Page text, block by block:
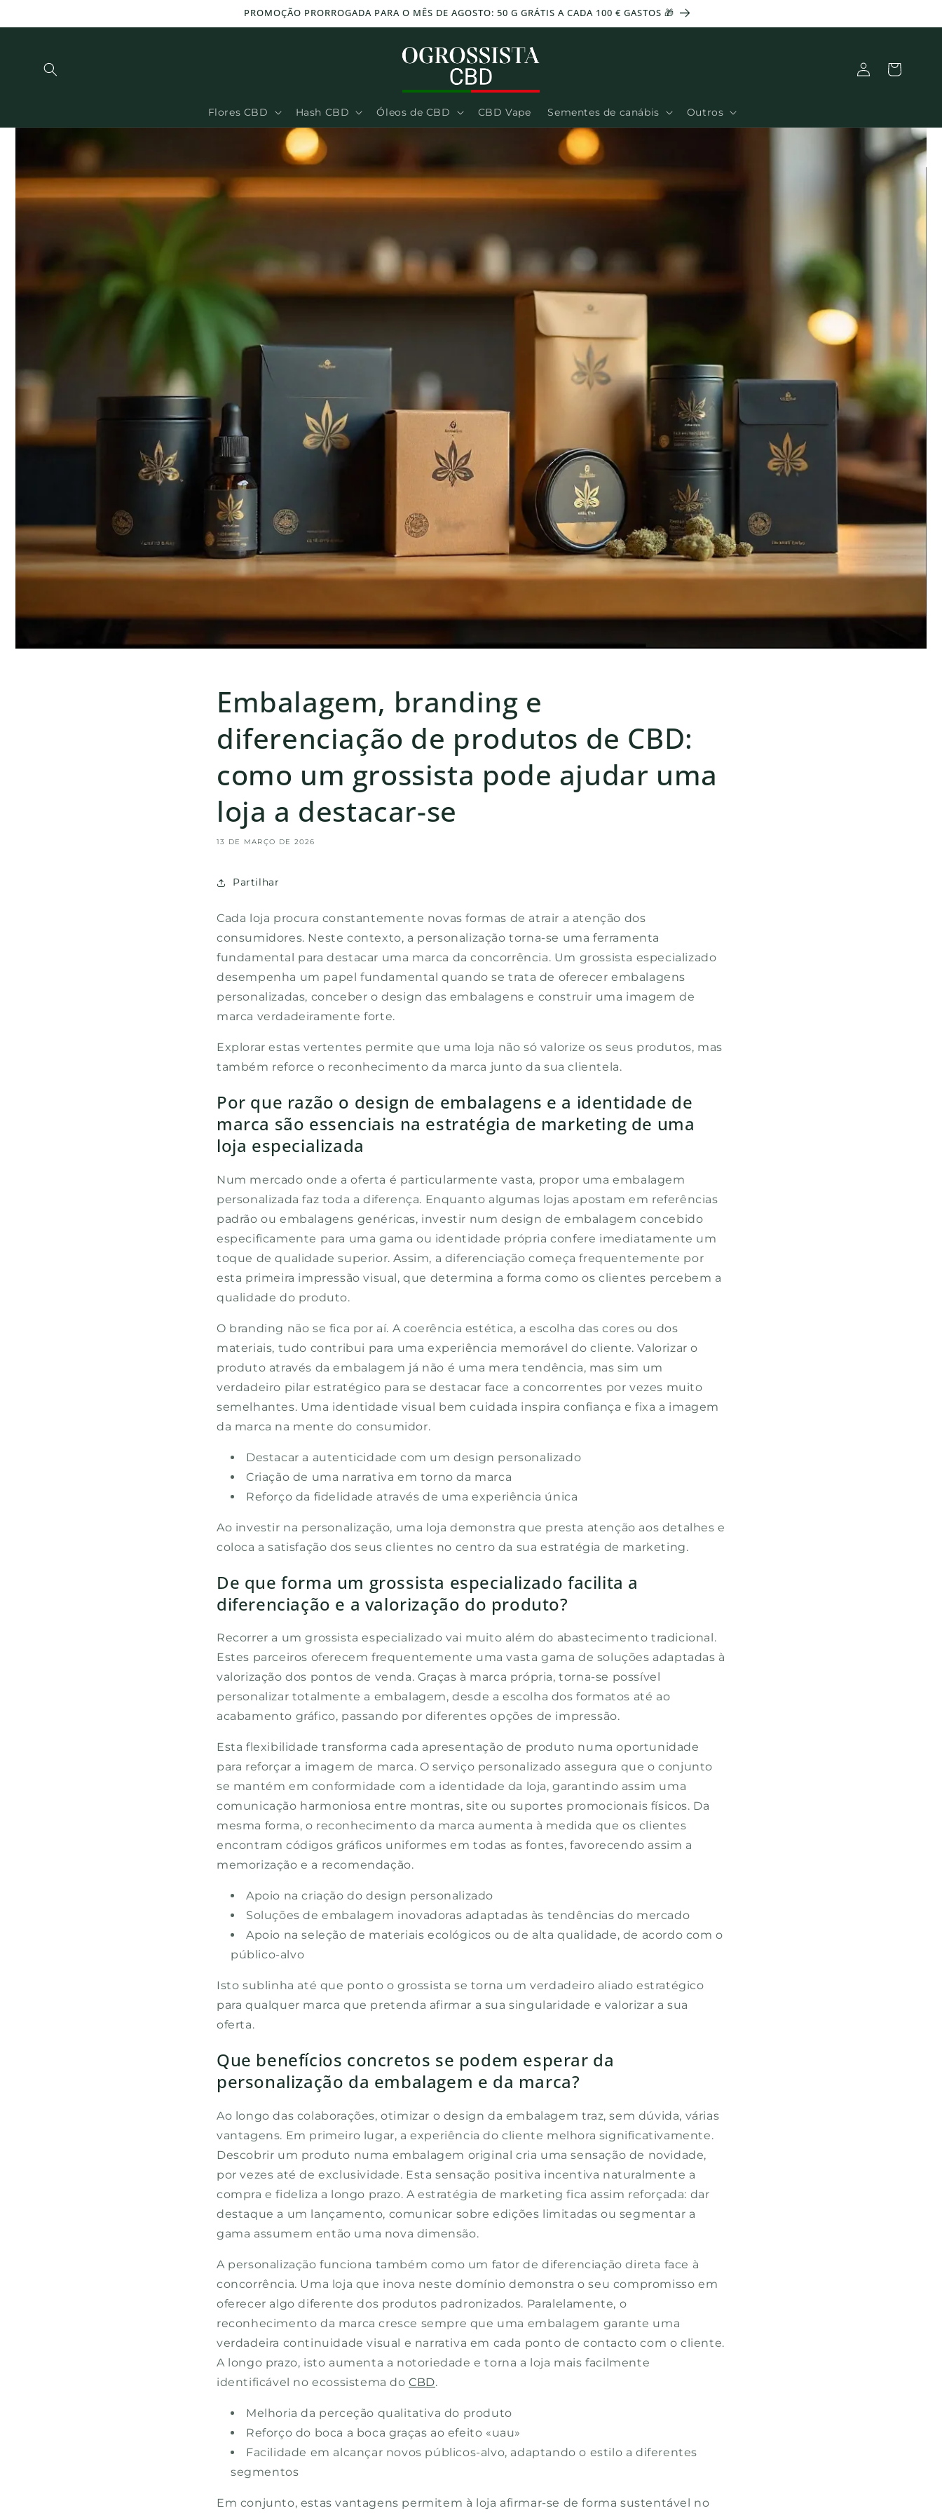
conteúdo
-30% EM TODO O SITE - CÓDIGO: CBD30
Flores CBD Hash CBD Óleos de CBD CBD Vape Sementes de canábis Outros
Ligação Cesto
Embalagem, branding e
diferenciação de produtos de CBD:
como um grossista pode ajudar uma
loja a destacar-se
13 DE MARÇO DE 2026
Partilhar
Cada loja procura constantemente novas formas de atrair a atenção dos
consumidores. Neste contexto, a personalização torna-se uma ferramenta
fundamental para destacar uma marca da concorrência. Um grossista especializado
desempenha um papel fundamental quando se trata de oferecer embalagens
personalizadas, conceber o design das embalagens e construir uma imagem de
marca verdadeiramente forte.
Explorar estas vertentes permite que uma loja não só valorize os seus produtos, mas
também reforce o reconhecimento da marca junto da sua clientela.
Por que razão o design de embalagens e a identidade de
marca são essenciais na estratégia de marketing de uma
loja especializada
Num mercado onde a oferta é particularmente vasta, propor uma embalagem
personalizada faz toda a diferença. Enquanto algumas lojas apostam em referências
padrão ou embalagens genéricas, investir num design de embalagem concebido
especificamente para uma gama ou identidade própria confere imediatamente um
toque de qualidade superior. Assim, a diferenciação começa frequentemente por
esta primeira impressão visual, que determina a forma como os clientes percebem a
qualidade do produto.
O branding não se fica por aí. A coerência estética, a escolha das cores ou dos
materiais, tudo contribui para uma experiência memorável do cliente. Valorizar o
produto através da embalagem já não é uma mera tendência, mas sim um
verdadeiro pilar estratégico para se destacar face a concorrentes por vezes muito
semelhantes. Uma identidade visual bem cuidada inspira confiança e fixa a imagem
da marca na mente do consumidor.
Destacar a autenticidade com um design personalizado
Criação de uma narrativa em torno da marca
Reforço da fidelidade através de uma experiência única
Ao investir na personalização, uma loja demonstra que presta atenção aos detalhes e
coloca a satisfação dos seus clientes no centro da sua estratégia de marketing.
De que forma um grossista especializado facilita a
diferenciação e a valorização do produto?
Recorrer a um grossista especializado vai muito além do abastecimento tradicional.
Estes parceiros oferecem frequentemente uma vasta gama de soluções adaptadas à
valorização dos pontos de venda. Graças à marca própria, torna-se possível
personalizar totalmente a embalagem, desde a escolha dos formatos até ao
acabamento gráfico, passando por diferentes opções de impressão.
Esta flexibilidade transforma cada apresentação de produto numa oportunidade
para reforçar a imagem de marca. O serviço personalizado assegura que o conjunto
se mantém em conformidade com a identidade da loja, garantindo assim uma
comunicação harmoniosa entre montras, site ou suportes promocionais físicos. Da
mesma forma, o reconhecimento da marca aumenta à medida que os clientes
encontram códigos gráficos uniformes em todas as fontes, favorecendo assim a
memorização e a recomendação.
Apoio na criação do design personalizado
Soluções de embalagem inovadoras adaptadas às tendências do mercado
Apoio na seleção de materiais ecológicos ou de alta qualidade, de acordo com o
público-alvo
Isto sublinha até que ponto o grossista se torna um verdadeiro aliado estratégico
para qualquer marca que pretenda afirmar a sua singularidade e valorizar a sua
oferta.
Que benefícios concretos se podem esperar da
personalização da embalagem e da marca?
Ao longo das colaborações, otimizar o design da embalagem traz, sem dúvida, várias
vantagens. Em primeiro lugar, a experiência do cliente melhora significativamente.
Descobrir um produto numa embalagem original cria uma sensação de novidade,
por vezes até de exclusividade. Esta sensação positiva incentiva naturalmente a
compra e fideliza a longo prazo. A estratégia de marketing fica assim reforçada: dar
destaque a um lançamento, comunicar sobre edições limitadas ou segmentar a
gama assumem então uma nova dimensão.
A personalização funciona também como um fator de diferenciação direta face à
concorrência. Uma loja que inova neste domínio demonstra o seu compromisso em
oferecer algo diferente dos produtos padronizados. Paralelamente, o
reconhecimento da marca cresce sempre que uma embalagem garante uma
verdadeira continuidade visual e narrativa em cada ponto de contacto com o cliente.
A longo prazo, isto aumenta a notoriedade e torna a loja mais facilmente
identificável no ecossistema doCBD.
Melhoria da perceção qualitativa do produto
Reforço do boca a boca graças ao efeito «uau»
Facilidade em alcançar novos públicos-alvo, adaptando o estilo a diferentes
segmentos
Em conjunto, estas vantagens permitem à loja afirmar-se de forma sustentável no